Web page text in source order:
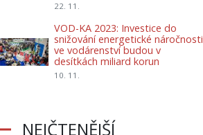
22. 11.
VOD-KA 2023: Investice do
snižování energetické náročnosti
ve vodárenství budou v
desítkách miliard korun
10. 11.
NEJČTENĚJŠÍ